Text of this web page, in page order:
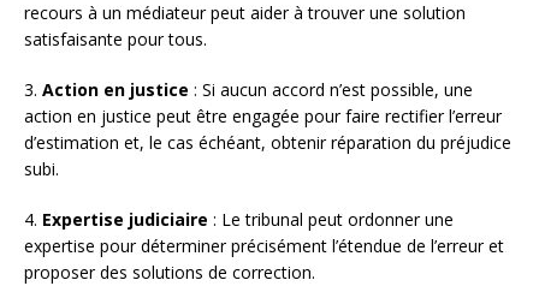
recours à un médiateur peut aider à trouver une solution
satisfaisante pour tous.
3. Action en justice : Si aucun accord n’est possible, une
action en justice peut être engagée pour faire rectifier l’erreur
d’estimation et, le cas échéant, obtenir réparation du préjudice
subi.
4. Expertise judiciaire : Le tribunal peut ordonner une
expertise pour déterminer précisément l’étendue de l’erreur et
proposer des solutions de correction.